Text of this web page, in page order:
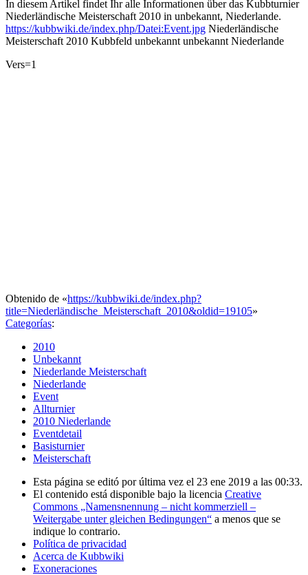
In diesem Artikel findet Ihr alle Informationen über das Kubbturnier
Niederländische Meisterschaft 2010 in unbekannt, Niederlande.
https://kubbwiki.de/index.php/Datei:Event.jpg Niederländische
Meisterschaft 2010 Kubbfeld unbekannt unbekannt Niederlande
Vers=1
Obtenido de «https://kubbwiki.de/index.php?
title=Niederländische_Meisterschaft_2010&oldid=19105»
Categorías:
2010
Unbekannt
Niederlande Meisterschaft
Niederlande
Event
Allturnier
2010 Niederlande
Eventdetail
Basisturnier
Meisterschaft
Esta página se editó por última vez el 23 ene 2019 a las 00:33.
El contenido está disponible bajo la licencia Creative
Commons „Namensnennung – nicht kommerziell –
Weitergabe unter gleichen Bedingungen“ a menos que se
indique lo contrario.
Política de privacidad
Acerca de Kubbwiki
Exoneraciones